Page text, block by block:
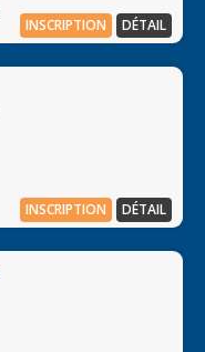
INSCRIPTION DÉTAIL
INSCRIPTION DÉTAIL